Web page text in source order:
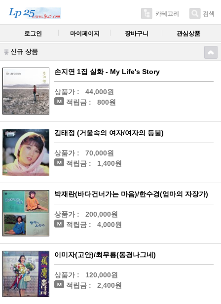
카테고리 검색
로그인 마이페이지 장바구니 관심상품
신규 상품
손지연 1집 실화 - My Life's Story
상품가 :
44,000원
적립금 :
800원
김태정 (거울속의 여자/여자의 등불)
상품가 :
70,000원
적립금 :
1,400원
박재란(바다건너가는 마음)/한수경(엄마의 자장가)
상품가 :
200,000원
적립금 :
4,000원
이미자(고안)/최무룡(동경나그네)
상품가 :
120,000원
적립금 :
2,400원